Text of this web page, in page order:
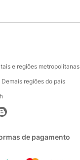
e regiões metropolitanas
Demais regiões do país
de pagamento